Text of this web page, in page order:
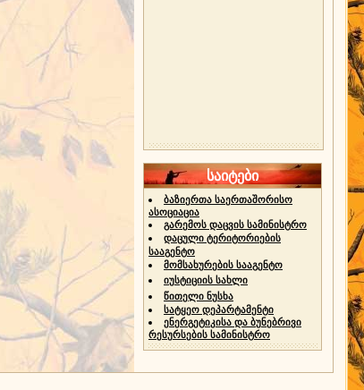
საიტები
ბაზიერთა საერთაშორისო
ასოციაცია
გარემოს დაცვის სამინისტრო
დაცული ტერიტორიების
სააგენტო
მომსახურების სააგენტო
იუსტიციის სახლი
წითელი ნუსხა
სატყეო დეპარტამენტი
ენერგეტიკისა და ბუნებრივი
რესურსების სამინისტრო